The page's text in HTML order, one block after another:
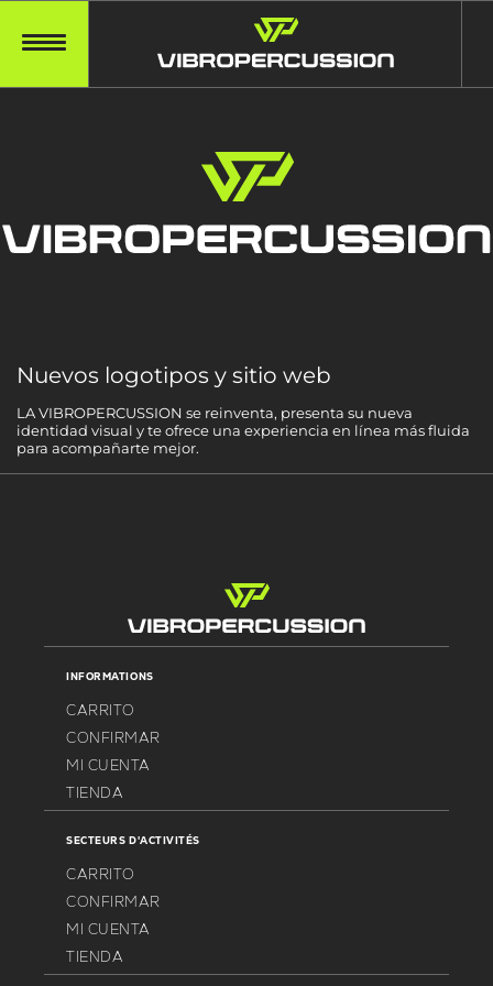
Nuevos logotipos y sitio web
LA VIBROPERCUSSION se reinventa, presenta su nueva
identidad visual y te ofrece una experiencia en línea más fluida
para acompañarte mejor.
INFORMATIONS
CARRITO
CONFIRMAR
MI CUENTA
TIENDA
SECTEURS D'ACTIVITÉS
CARRITO
CONFIRMAR
MI CUENTA
TIENDA